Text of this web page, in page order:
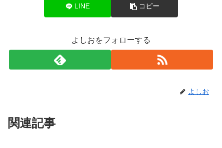
LINE コピー
よしおをフォローする
よしお
関連記事